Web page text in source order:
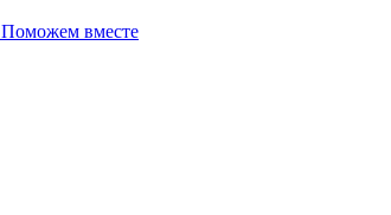
Поможем вместе